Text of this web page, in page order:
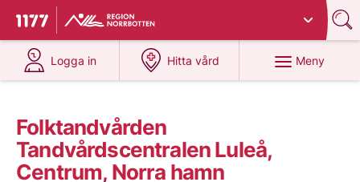
Till startsidan för 1177
Du har valt region
Logga in
på 1177.se
Hitta vård
på 1177.se
Meny
Folktandvården
Tandvårdscentralen Luleå,
Centrum, Norra hamn